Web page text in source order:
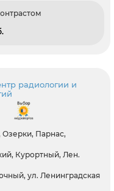
радиологии и
Озерки, Парнас,
Курортный, Лен.
ул. Ленинградская